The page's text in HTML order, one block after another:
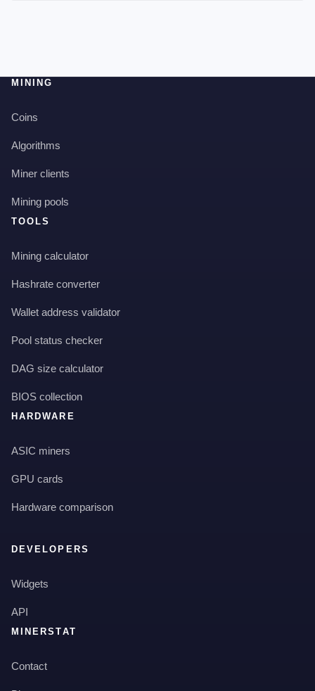
MINING
Coins
Algorithms
Miner clients
Mining pools
TOOLS
Mining calculator
Hashrate converter
Wallet address validator
Pool status checker
DAG size calculator
BIOS collection
HARDWARE
ASIC miners
GPU cards
Hardware comparison
DEVELOPERS
Widgets
API
MINERSTAT
Contact